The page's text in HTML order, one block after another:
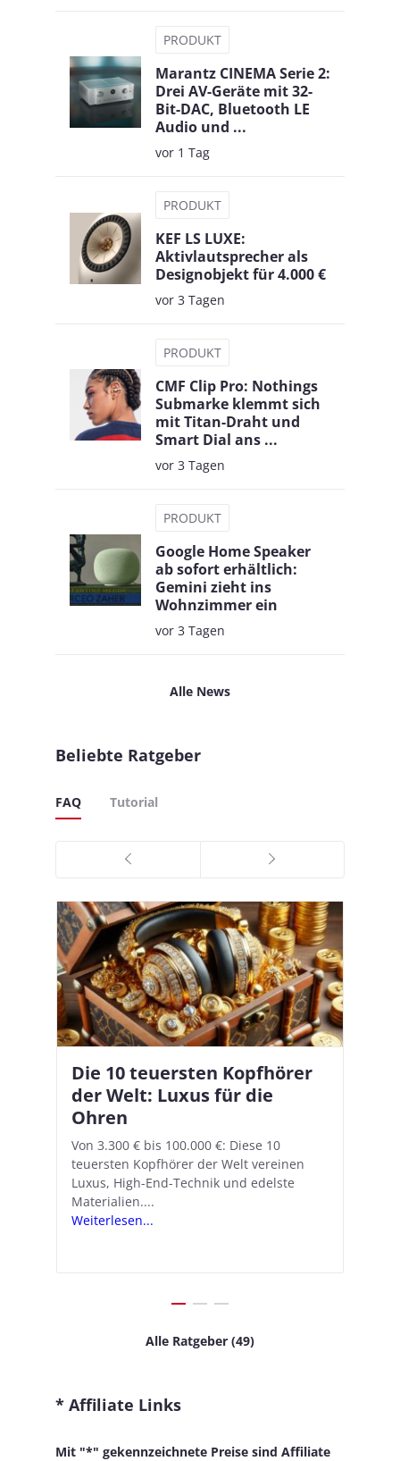
PRODUKT
Marantz CINEMA Serie 2:
Drei AV-Geräte mit 32-
Bit-DAC, Bluetooth LE
Audio und ...
vor 1 Tag
PRODUKT
KEF LS LUXE:
Aktivlautsprecher als
Designobjekt für 4.000 €
vor 3 Tagen
PRODUKT
CMF Clip Pro: Nothings
Submarke klemmt sich
mit Titan-Draht und
Smart Dial ans ...
vor 3 Tagen
PRODUKT
Google Home Speaker
ab sofort erhältlich:
Gemini zieht ins
Wohnzimmer ein
vor 3 Tagen
Alle News
Beliebte Ratgeber
FAQ Tutorial
Die 10 teuersten Kopfhörer
der Welt: Luxus für die
Ohren
Von 3.300 € bis 100.000 €: Diese 10
teuersten Kopfhörer der Welt vereinen
Luxus, High-End-Technik und edelste
Materialien....
Weiterlesen...
Apple AirPods Pro 2 und iOS
18.1: So richtet ihr das neue
Hörgeräte-Feature ein
Mit iOS 18.1 und den AirPods Pro 2
verwandelt Apple seine In-Ear-Kopfhörer
in kostengünstige Hörhilfen. In wenigen
Schritten...
Weiterlesen...
Alle Ratgeber (49)
* Affiliate Links
Mit "*" gekennzeichnete Preise sind Affiliate